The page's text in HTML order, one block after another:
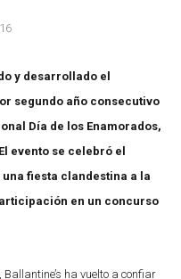
y desarrollado el
segundo año consecutivo
Día de los Enamorados,
El evento se celebró el
fiesta clandestina a la
en un concurso
ha vuelto a confiar